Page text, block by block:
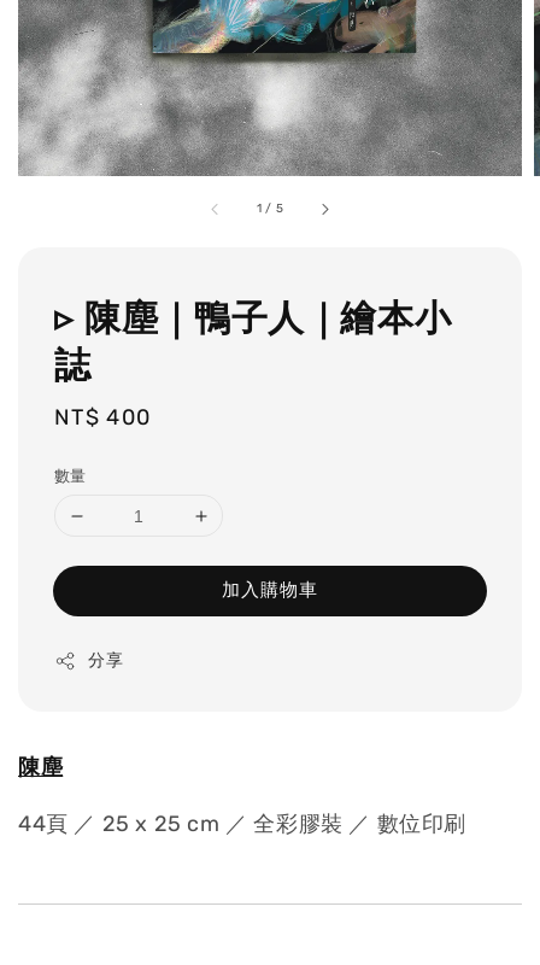
1 / 5
▹ 陳塵｜鴨子人｜繪本小
誌
Regular
NT$ 400
數量
加入購物車
分享
陳塵
44頁 ／ 25 x 25 cm ／ 全彩膠裝 ／ 數位印刷